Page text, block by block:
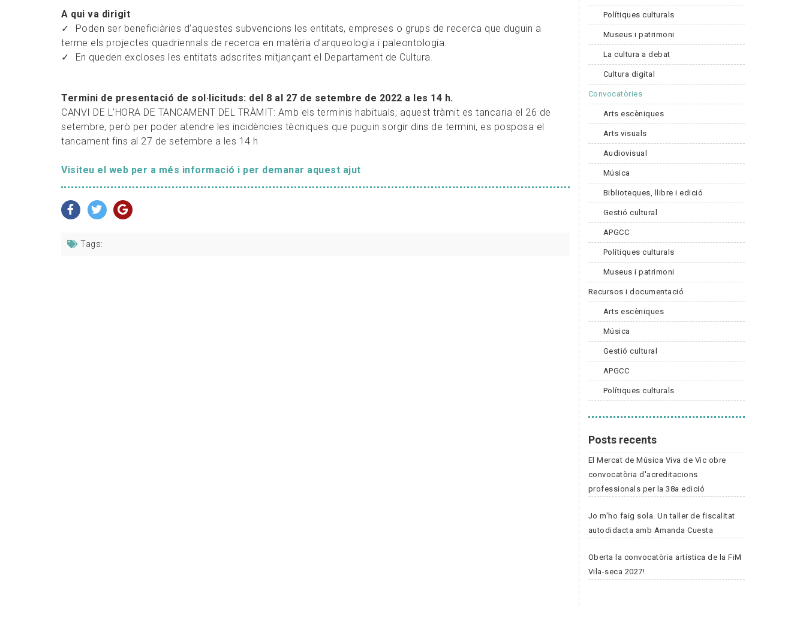
A qui va dirigit
Poden ser beneficiàries d’aquestes subvencions les entitats, empreses o grups de recerca que duguin a
terme els projectes quadriennals de recerca en matèria d’arqueologia i paleontologia.
En queden excloses les entitats adscrites mitjançant el Departament de Cultura.
Termini de presentació de sol·licituds: del 8 al 27 de setembre de 2022 a les 14 h.
CANVI DE L'HORA DE TANCAMENT DEL TRÀMIT: Amb els terminis habituals, aquest tràmit es tancaria el 26 de
setembre, però per poder atendre les incidències tècniques que puguin sorgir dins de termini, es posposa el
tancament fins al 27 de setembre a les 14 h
Visiteu el web per a més informació i per demanar aquest ajut
Tags:
Polítiques culturals
Museus i patrimoni
La cultura a debat
Cultura digital
Convocatòries
Arts escèniques
Arts visuals
Audiovisual
Música
Biblioteques, llibre i edició
Gestió cultural
APGCC
Polítiques culturals
Museus i patrimoni
Recursos i documentació
Arts escèniques
Música
Gestió cultural
APGCC
Polítiques culturals
Posts recents
El Mercat de Música Viva de Vic obre
convocatòria d'acreditacions
professionals per la 38a edició
Jo m'ho faig sola. Un taller de fiscalitat
autodidacta amb Amanda Cuesta
Oberta la convocatòria artística de la FiM
Vila-seca 2027!